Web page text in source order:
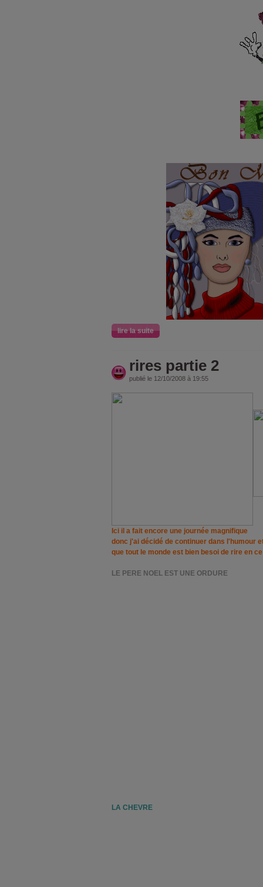
lire la suite
rires partie 2
publié le 12/10/2008 à 19:55
Ici il a fait encore une journée magnifique
donc j'ai décidé de continuer dans l'humour
que tout le monde est bien besoi de rire en
LE PERE NOEL EST UNE ORDURE
LA CHEVRE